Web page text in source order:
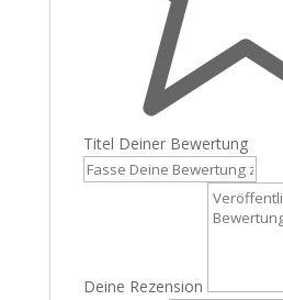
Titel Deiner Bewertung
Deine Rezension